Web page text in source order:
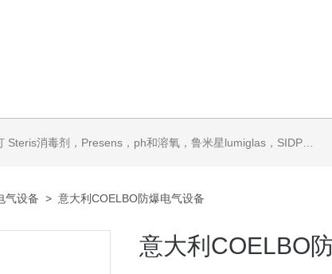
，Presens，ph和溶氧，鲁米星lumiglas，SIDPH露点仪，进口气体分析仪
气设备 > 意大利COELBO防爆电气设备
意大利COELBO